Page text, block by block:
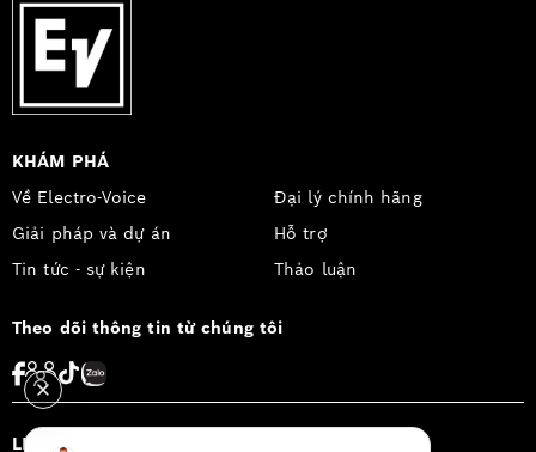
KHÁM PHÁ
Về Electro-Voice
Giải pháp và dự án
Tin tức - sự kiện
Đại lý chính hãng
Hỗ trợ
Thảo luận
Theo dõi thông tin từ chúng tôi
LIÊN HỆ